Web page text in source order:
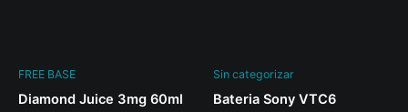
FREE BASE
Diamond Juice 3mg 60ml
Sin categorizar
Bateria Sony VTC6